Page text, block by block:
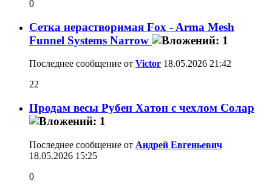
0
Сетка нерастворимая Fox - Arma Mesh
Funnel Systems Narrow
Последнее сообщение от Victor 18.05.2026 21:42
22
Продам весы Рубен Хатон с чехлом Солар
Последнее сообщение от Андрей Евгеньевич
18.05.2026 15:25
0